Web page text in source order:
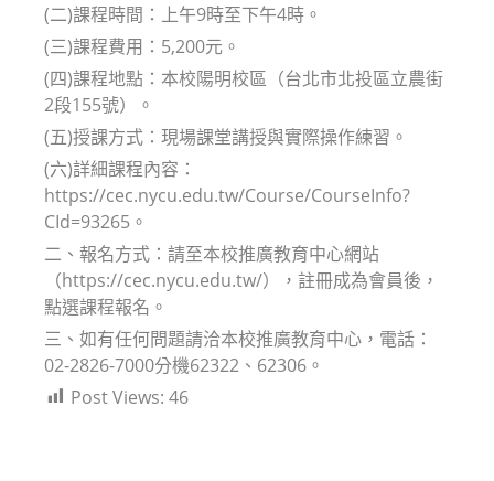
(二)課程時間：上午9時至下午4時。
(三)課程費用：5,200元。
(四)課程地點：本校陽明校區（台北市北投區立農街
2段155號）。
(五)授課方式：現場課堂講授與實際操作練習。
(六)詳細課程內容：
https://cec.nycu.edu.tw/Course/CourseInfo?
CId=93265。
二、報名方式：請至本校推廣教育中心網站
（https://cec.nycu.edu.tw/），註冊成為會員後，
點選課程報名。
三、如有任何問題請洽本校推廣教育中心，電話：
02-2826-7000分機62322、62306。
Post Views: 46